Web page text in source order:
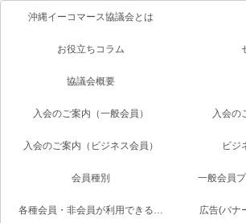
沖縄イーコマース協議会とは
お役立ちコラム
協議会概要
入会のご案内（一般会員） 入会の
入会のご案内（ビジネス会員） ビジ
会員種別 一般会員
各種会員・非会員が利用できるサービス一覧広告(バナ